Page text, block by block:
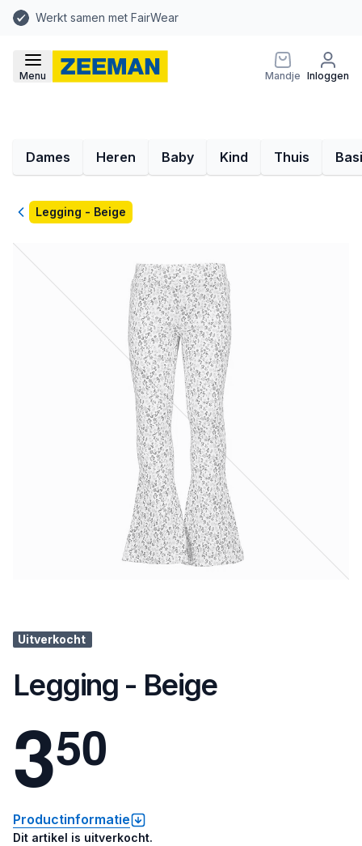
Werkt samen met FairWear
Menu Mandje Inloggen
Dames Heren Baby Kind Thuis
TerugLegging - Beige
Uitverkocht
Legging - Beige
350
Productinformatie
Dit artikel is uitverkocht.